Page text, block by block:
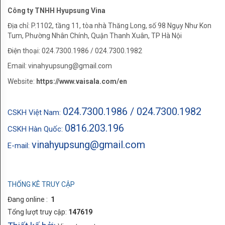
Công ty TNHH Hyupsung Vina
Địa chỉ: P.1102, tầng 11, tòa nhà Thăng Long, số 98 Ngụy Như Kon
Tum, Phường Nhân Chính, Quận Thanh Xuân, TP Hà Nội
Điện thoại: 024.7300.1986 / 024.7300.1982
Email: vinahyupsung@gmail.com
Website: https://www.vaisala.com/en
CSKH Việt Nam: 024.7300.1986 / 024.7300.1982
CSKH Hàn Quốc: 0816.203.196
E-mail: vinahyupsung@gmail.com
THỐNG KÊ TRUY CẬP
Đang online : 1
Tổng lượt truy cập: 147619